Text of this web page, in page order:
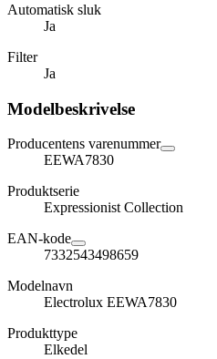
Automatisk sluk
Ja
Filter
Ja
Modelbeskrivelse
Producentens varenummer
EEWA7830
Produktserie
Expressionist Collection
EAN-kode
7332543498659
Modelnavn
Electrolux EEWA7830
Produkttype
Elkedel